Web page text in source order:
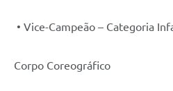
• Vice-Campeão – Categoria
Corpo Coreográfico